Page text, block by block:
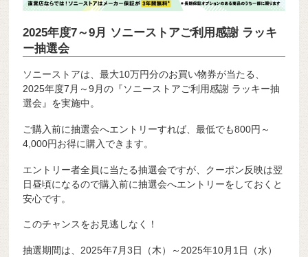
2025年度7～9月 ソニーストアご利用感謝 ラッキ
ー抽選会
ソニーストアは、最大10万円分のお買い物券が当たる、
2025年度7月～9月の『ソニーストアご利用感謝 ラッキー抽
選会』を実施中。
ご購入前に抽選会へエントリーすれば、最低でも800円～
4,000円お得に購入できます。
エントリー者全員に当たる抽選会ですが、クーポン反映は翌
日昼頃になるので購入前に抽選会へエントリーをしておくと
安心です。
このチャンスをお見逃しなく！
抽選期間は、2025年7月3日（木）～2025年10月1日（水）